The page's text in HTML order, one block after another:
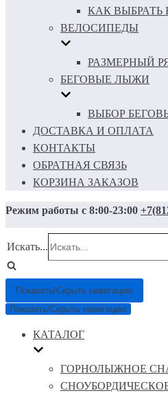
КАК ВЫБРАТЬ
ВЕЛОСИПЕДЫ
РАЗМЕРНЫЙ
БЕГОВЫЕ ЛЫЖИ
ВЫБОР
ДОСТАВКА И ОПЛАТА
КОНТАКТЫ
ОБРАТНАЯ СВЯЗЬ
КОРЗИНА ЗАКАЗОВ
Режим работы с 8:00-23:00
Искать...
Показать/Скрыть навигацию
Показать/Скрыть навигацию
КАТАЛОГ
ГОРНОЛЫЖНОЕ